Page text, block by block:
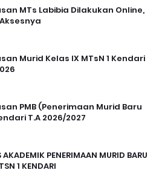
MTs Labibia Dilakukan Online,
Murid Kelas IX MTsN 1 Kendari
PMB (Penerimaan Murid Baru
T.A 2026/2027
PENERIMAAN MURID BARU
1 KENDARI